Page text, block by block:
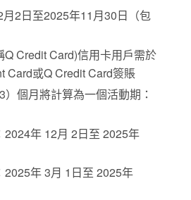
2日至2025年11月30日（包
Q Credit Card)信用卡用戶需於
Card或Q Credit Card簽賬
個月將計算為一個活動期：
2024年 12月 2日至 2025年
2025年 3月 1日至 2025年